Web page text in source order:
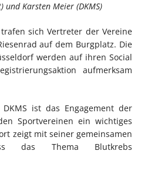
und Karsten Meier (DKMS)
sich Vertreter der Vereine
auf dem Burgplatz. Die
werden auf ihren Social
aufmerksam
ist das Engagement der
Sportvereinen ein wichtiges
zeigt mit seiner gemeinsamen
das Thema Blutkrebs